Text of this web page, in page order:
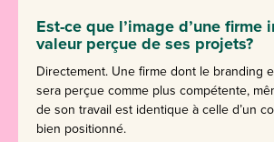
Est-ce que l’image d’une firme
valeur perçue de ses projets?
Directement. Une firme dont le branding
sera perçue comme plus compétente,
de son travail est identique à celle d’un
bien positionné.